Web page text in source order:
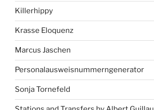
Killerhippy
Krasse Eloquenz
Marcus Jaschen
Personalausweisnummerngenerator
Sonja Tornefeld